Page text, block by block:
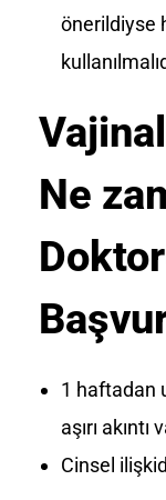
önerildiyse
Ne
1 haftadan
aşırı akıntı
Cinsel